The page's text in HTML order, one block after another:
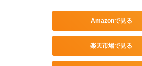
Amazonで見る
楽天市場で見る